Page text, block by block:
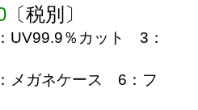
〔税別 〕
：UV99.9％カット 3 ：
：メガネケース 6 ：フ